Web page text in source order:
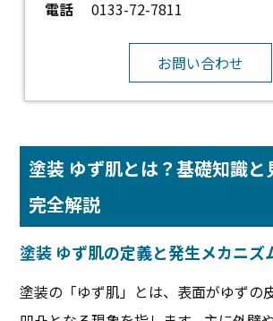
電話
0133-72-7811
お問い合わせ
塗装 ゆず肌とは？基礎知識と
完全解説
塗装 ゆず肌の定義と発生メカニズ
塗装の「ゆず肌」とは、表面がゆずの